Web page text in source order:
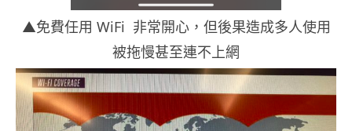
▲免費任用 WiFi 非常開心，但後果造成多人使用
被拖慢甚至連不上網